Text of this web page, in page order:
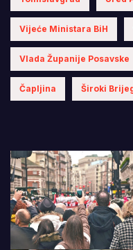
Vijeće Ministara BiH
Vlada Županije Posavske
Čapljina Široki